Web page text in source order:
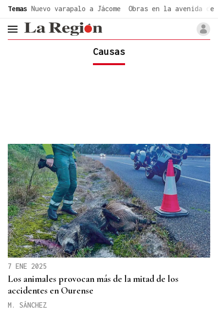
Temas Nuevo varapalo a Jácome Obras en la avenida de
header.menu.open
Causas
7 ENE 2025
Los animales provocan más de la mitad de los
accidentes en Ourense
M. SÁNCHEZ